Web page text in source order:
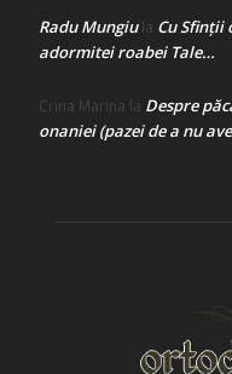
Radu Mungiula Cu Sfinții
adormitei roabei Tale…
Crina Marina la Despre
onaniei (pazei de a nu